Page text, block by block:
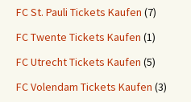
FC St. Pauli Tickets Kaufen (7)
FC Twente Tickets Kaufen (1)
FC Utrecht Tickets Kaufen (5)
FC Volendam Tickets Kaufen (3)